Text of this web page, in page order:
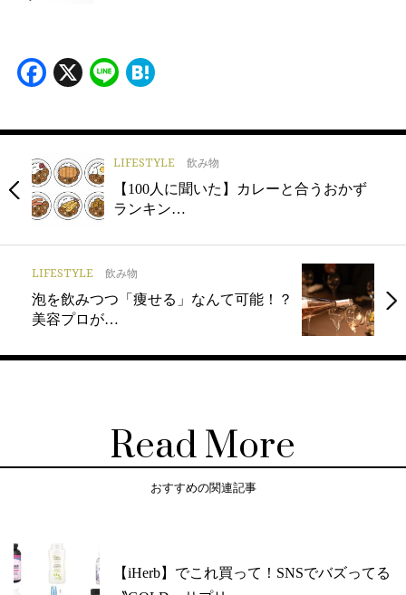
Facebook
X Line
LIFESTYLE 飲み物
【100人に聞いた】カレーと合うおかず
ランキン…
LIFESTYLE 飲み物
泡を飲みつつ「痩せる」なんて可能！？
美容プロが…
Read More
おすすめの関連記事
【iHerb】でこれ買って！SNSでバズってる